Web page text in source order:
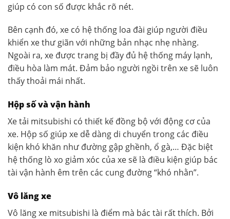
giúp có con số được khắc rõ nét.
Bên cạnh đó, xe có hệ thống loa đài giúp người điều
khiển xe thư giãn với những bản nhạc nhẹ nhàng.
Ngoài ra, xe được trang bị đầy đủ hệ thống máy lạnh,
điều hòa làm mát. Đảm bảo người ngồi trên xe sẽ luôn
thấy thoải mái nhất.
Hộp số và vận hành
Xe tải mitsubishi có thiết kế đồng bộ với động cơ của
xe. Hộp số giúp xe dễ dàng di chuyển trong các điều
kiện khó khăn như đường gập ghềnh, ổ gà,… Đặc biệt
hệ thống lò xo giảm xóc của xe sẽ là điều kiện giúp bác
tài vận hành êm trên các cung đường “khó nhằn”.
Vô lăng xe
Vô lăng xe mitsubishi là điểm mà bác tài rất thích. Bởi